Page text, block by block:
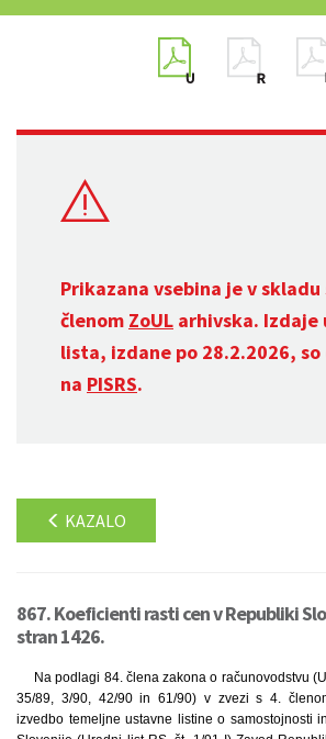
Prikazana vsebina je v skladu
členom ZoUL arhivska. Izdaje
lista, izdane po 28.2.2026,
na PISRS.
KAZALO
867. Koeficienti rasti cen v Republiki
stran 1426.
Na podlagi 84. člena zakona o računovodstvu
35/89, 3/90, 42/90 in 61/90) v zvezi s 4.
izvedbo temeljne ustavne listine o samostojnosti